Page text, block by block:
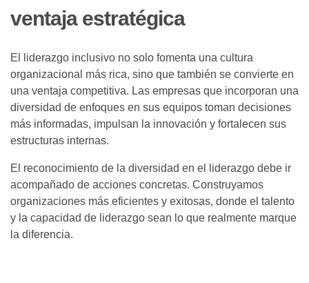
ventaja estratégica
El liderazgo inclusivo no solo fomenta una cultura
organizacional más rica, sino que también se convierte en
una ventaja competitiva. Las empresas que incorporan una
diversidad de enfoques en sus equipos toman decisiones
más informadas, impulsan la innovación y fortalecen sus
estructuras internas.
El reconocimiento de la diversidad en el liderazgo debe ir
acompañado de acciones concretas. Construyamos
organizaciones más eficientes y exitosas, donde el talento
y la capacidad de liderazgo sean lo que realmente marque
la diferencia.